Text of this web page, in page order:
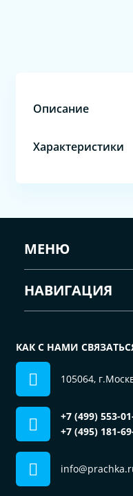
Описание
Характеристики
МЕНЮ
НАВИГАЦИЯ
КАК С НАМИ
105064,
+7 (499) 553-
+7 (495) 181-